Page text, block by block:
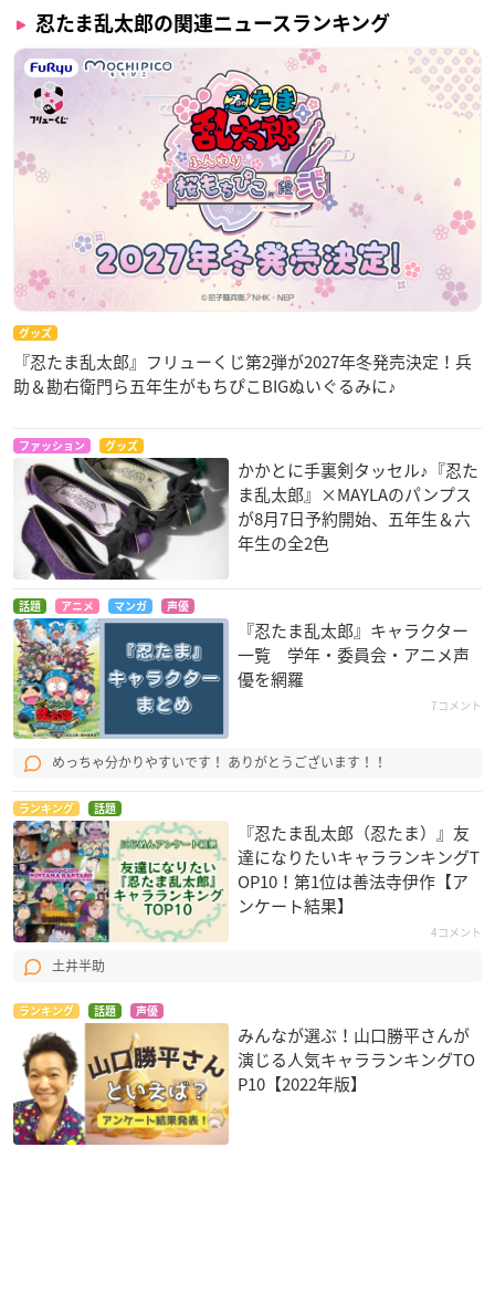
忍たま乱太郎の関連ニュースランキング
グッズ
『忍たま乱太郎』フリューくじ第2弾が2027年冬発売決定！兵
助＆勘右衛門ら五年生がもちぴこBIGぬいぐるみに♪
ファッション グッズ
かかとに手裏剣タッセル♪『忍た
ま乱太郎』×MAYLAのパンプス
が8月7日予約開始、五年生＆六
年生の全2色
話題 アニメ マンガ 声優
『忍たま乱太郎』キャラクター
一覧 学年・委員会・アニメ声
優を網羅
7コメント
めっちゃ分かりやすいです！ ありがとうございます！！
ランキング 話題
『忍たま乱太郎（忍たま）』友
達になりたいキャラランキングT
OP10！第1位は善法寺伊作【ア
ンケート結果】
4コメント
土井半助
ランキング 話題 声優
みんなが選ぶ！山口勝平さんが
演じる人気キャラランキングTO
P10【2022年版】